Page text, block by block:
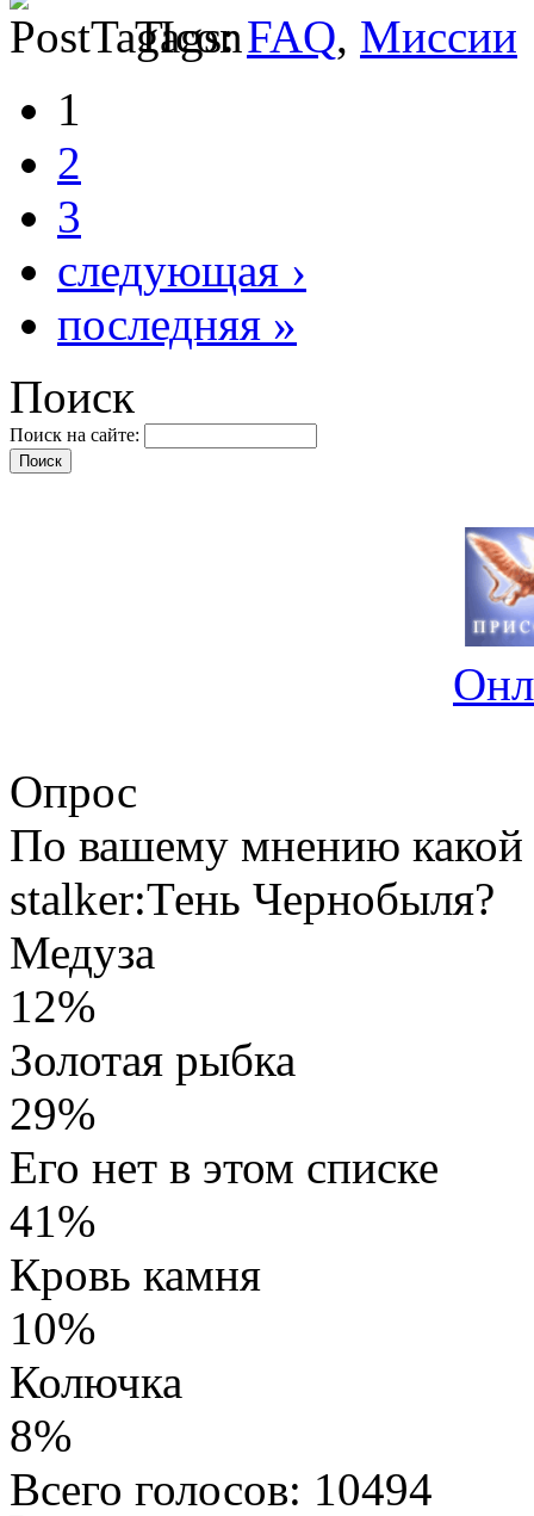
Tags:FAQ, Миссии
1
2
3
следующая ›
последняя »
Поиск
Поиск на сайте:
Опрос
По вашему мнению
stalker:Тень Чернобыля?
Медуза
12%
Золотая рыбка
29%
Его нет в этом списке
41%
Кровь камня
10%
Колючка
8%
Всего голосов: 10494